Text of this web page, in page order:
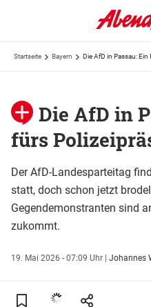
Startseite Bayern Die AfD in Passau:
Die AfD in
fürs
Der AfD-Landesparteitag
statt, doch schon jetzt
Gegendemonstranten sind
zukommt.
19. Mai 2026 - 07:09 Uhr | Johannes